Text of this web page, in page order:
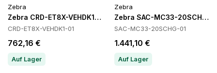
Zebra
Zebra CRD-ET8X-VEHDK1-01 Cradles
CRD-ET8X-VEHDK1-01
762,16 €
Auf Lager
Zebra
Zebra SAC-MC33-20SCHG-
SAC-MC33-20SCHG-01
1.441,10 €
Auf Lager